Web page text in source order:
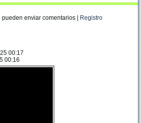
enviar comentarios | Registro
00:17
00:16